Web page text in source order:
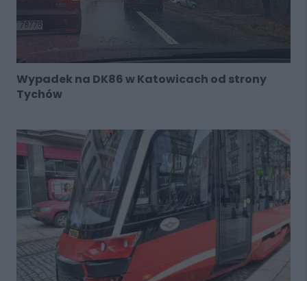
Wypadek na DK86 w Katowicach od strony
Tychów